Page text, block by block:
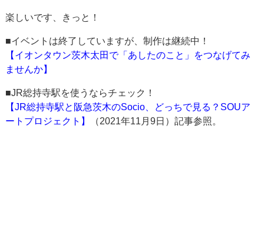
楽しいです、きっと！
■イベントは終了していますが、制作は継続中！
【イオンタウン茨木太田で「あしたのこと」をつなげてみ
ませんか】
■JR総持寺駅を使うならチェック！
【JR総持寺駅と阪急茨木のSocio、どっちで見る？SOUア
ートプロジェクト】
（2021年11月9日）記事参照。